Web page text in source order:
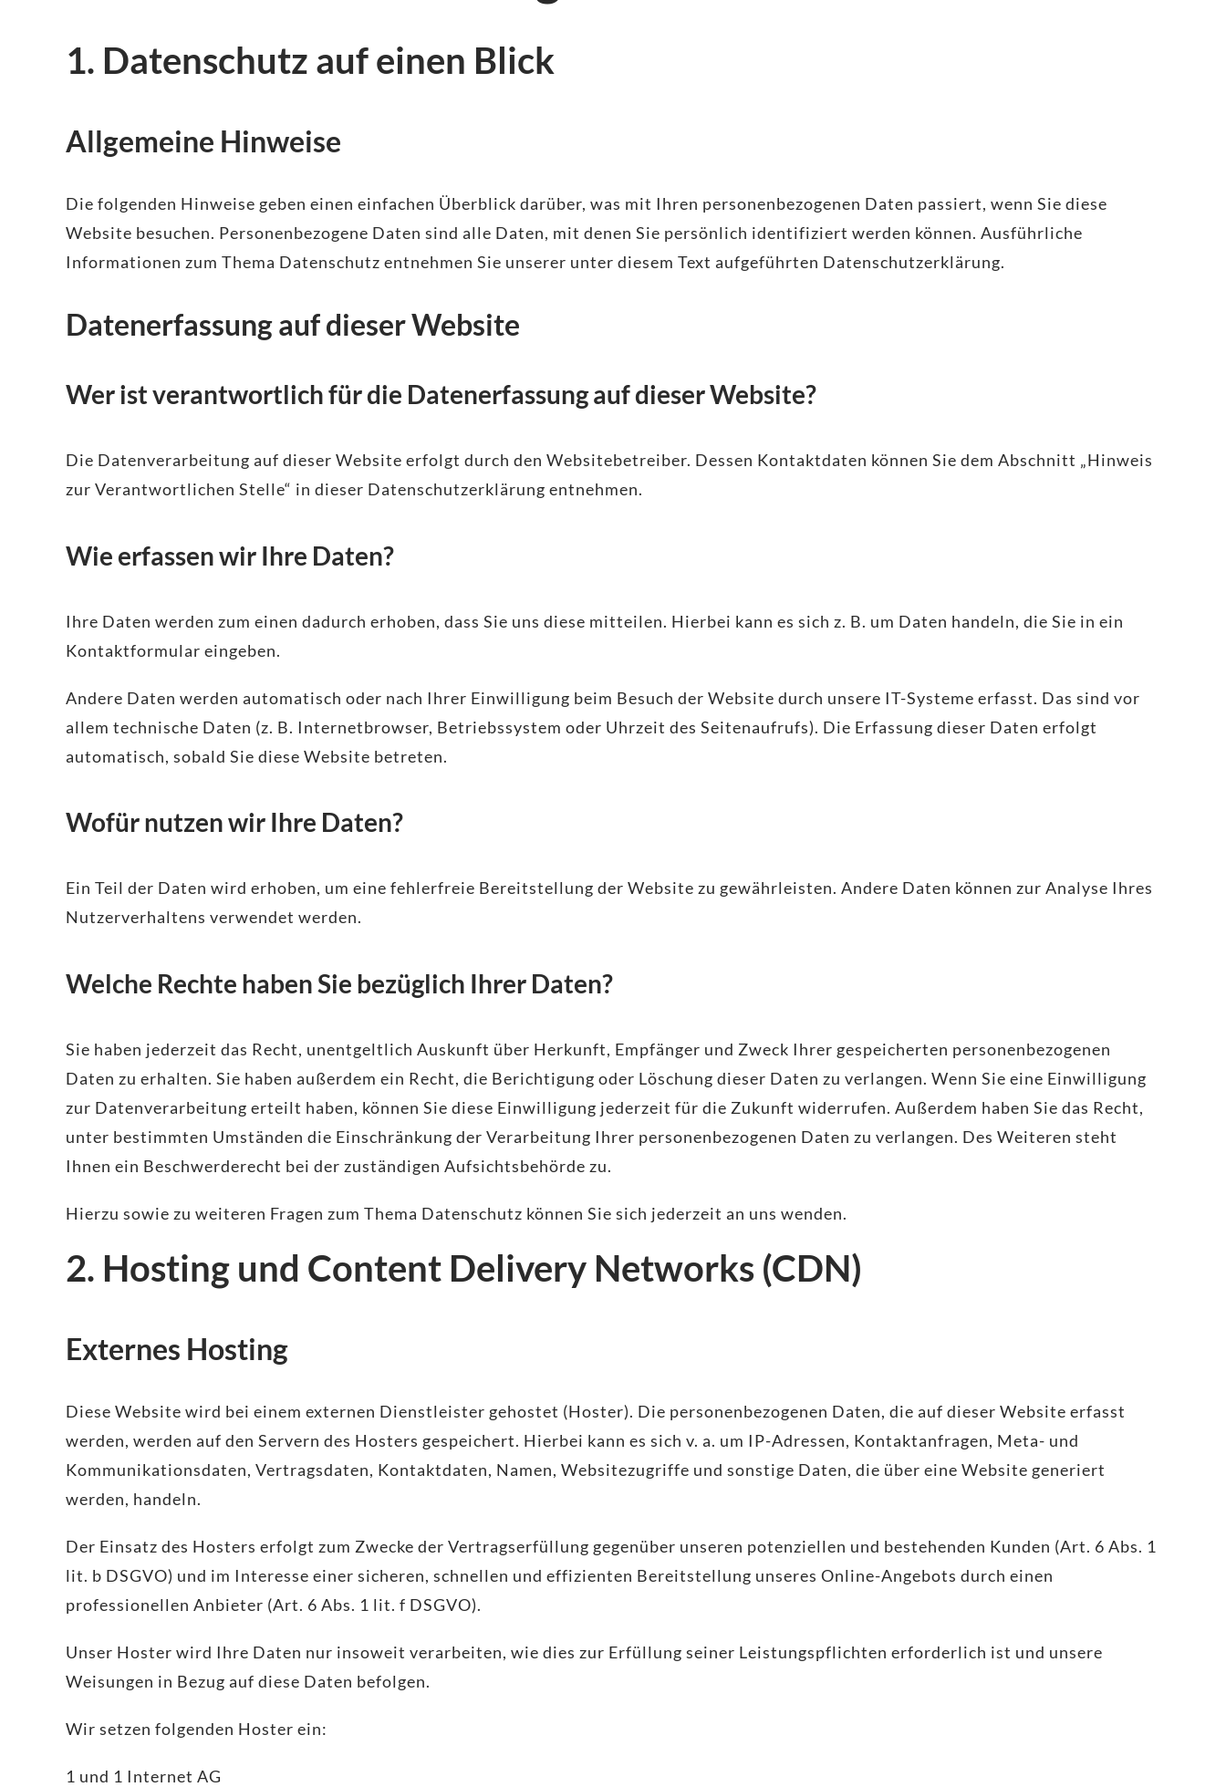
1. Datenschutz auf einen Blick
Allgemeine Hinweise
Die folgenden Hinweise geben einen einfachen Überblick darüber, was mit Ihren personenbezogenen Daten passiert, wenn Sie diese
Website besuchen. Personenbezogene Daten sind alle Daten, mit denen Sie persönlich identifiziert werden können. Ausführliche
Informationen zum Thema Datenschutz entnehmen Sie unserer unter diesem Text aufgeführten Datenschutzerklärung.
Datenerfassung auf dieser Website
Wer ist verantwortlich für die Datenerfassung auf dieser Website?
Die Datenverarbeitung auf dieser Website erfolgt durch den Websitebetreiber. Dessen Kontaktdaten können Sie dem Abschnitt „Hinweis
zur Verantwortlichen Stelle“ in dieser Datenschutzerklärung entnehmen.
Wie erfassen wir Ihre Daten?
Ihre Daten werden zum einen dadurch erhoben, dass Sie uns diese mitteilen. Hierbei kann es sich z. B. um Daten handeln, die Sie in ein
Kontaktformular eingeben.
Andere Daten werden automatisch oder nach Ihrer Einwilligung beim Besuch der Website durch unsere IT-Systeme erfasst. Das sind vor
allem technische Daten (z. B. Internetbrowser, Betriebssystem oder Uhrzeit des Seitenaufrufs). Die Erfassung dieser Daten erfolgt
automatisch, sobald Sie diese Website betreten.
Wofür nutzen wir Ihre Daten?
Ein Teil der Daten wird erhoben, um eine fehlerfreie Bereitstellung der Website zu gewährleisten. Andere Daten können zur Analyse Ihres
Nutzerverhaltens verwendet werden.
Welche Rechte haben Sie bezüglich Ihrer Daten?
Sie haben jederzeit das Recht, unentgeltlich Auskunft über Herkunft, Empfänger und Zweck Ihrer gespeicherten personenbezogenen
Daten zu erhalten. Sie haben außerdem ein Recht, die Berichtigung oder Löschung dieser Daten zu verlangen. Wenn Sie eine Einwilligung
zur Datenverarbeitung erteilt haben, können Sie diese Einwilligung jederzeit für die Zukunft widerrufen. Außerdem haben Sie das Recht,
unter bestimmten Umständen die Einschränkung der Verarbeitung Ihrer personenbezogenen Daten zu verlangen. Des Weiteren steht
Ihnen ein Beschwerderecht bei der zuständigen Aufsichtsbehörde zu.
Hierzu sowie zu weiteren Fragen zum Thema Datenschutz können Sie sich jederzeit an uns wenden.
2. Hosting und Content Delivery Networks (CDN)
Externes Hosting
Diese Website wird bei einem externen Dienstleister gehostet (Hoster). Die personenbezogenen Daten, die auf dieser Website erfasst
werden, werden auf den Servern des Hosters gespeichert. Hierbei kann es sich v. a. um IP-Adressen, Kontaktanfragen, Meta- und
Kommunikationsdaten, Vertragsdaten, Kontaktdaten, Namen, Websitezugriffe und sonstige Daten, die über eine Website generiert
werden, handeln.
Der Einsatz des Hosters erfolgt zum Zwecke der Vertragserfüllung gegenüber unseren potenziellen und bestehenden Kunden (Art. 6 Abs. 1
lit. b DSGVO) und im Interesse einer sicheren, schnellen und effizienten Bereitstellung unseres Online-Angebots durch einen
professionellen Anbieter (Art. 6 Abs. 1 lit. f DSGVO).
Unser Hoster wird Ihre Daten nur insoweit verarbeiten, wie dies zur Erfüllung seiner Leistungspflichten erforderlich ist und unsere
Weisungen in Bezug auf diese Daten befolgen.
Wir setzen folgenden Hoster ein:
1 und 1 Internet AG